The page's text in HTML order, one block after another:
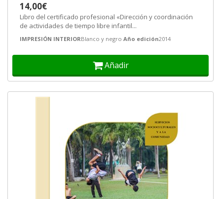
14,00€
Libro del certificado profesional «Dirección y coordinación
de actividades de tiempo libre infantil...
IMPRESIÓN INTERIORBlanco y negro Año edición2014
Añadir